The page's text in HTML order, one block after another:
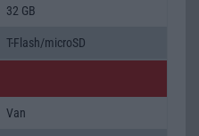
32 GB
T-Flash/microSD
Van